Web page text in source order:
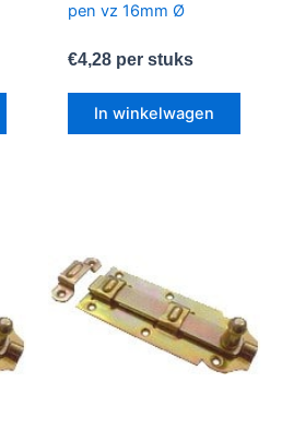
pen vz 16mm Ø
€4,28per stuks
In winkelwagen